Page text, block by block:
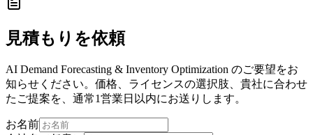
見積もりを依頼
AI Demand Forecasting & Inventory Optimization のご要望をお
知らせください。価格、ライセンスの選択肢、貴社に合わせ
たご提案を、通常1営業日以内にお送りします。
お名前